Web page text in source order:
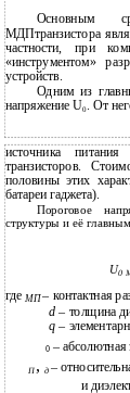
Основным
МДПтранзистора
частности, при
«инструментом»
устройств.
Одним из
напряжение U0. От
источника
транзисторов.
половины этих
батареи гаджета).
Пороговое
структуры и её
U0
где МП– контактная
d – толщина
q –
0 – абсолютная
П, д –
и